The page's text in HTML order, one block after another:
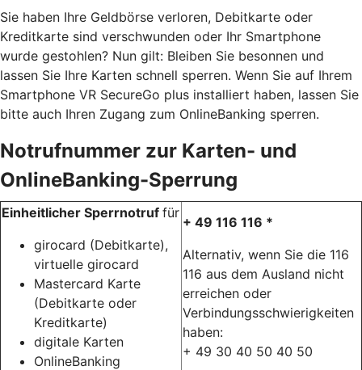
Sie haben Ihre Geldbörse verloren, Debitkarte oder
Kreditkarte sind verschwunden oder Ihr Smartphone
wurde gestohlen? Nun gilt: Bleiben Sie besonnen und
lassen Sie Ihre Karten schnell sperren. Wenn Sie auf Ihrem
Smartphone VR SecureGo plus installiert haben, lassen Sie
bitte auch Ihren Zugang zum OnlineBanking sperren.
Notrufnummer zur Karten- und
OnlineBanking-Sperrung
Einheitlicher Sperrnotruf für
girocard (Debitkarte),
virtuelle girocard
Mastercard Karte
(Debitkarte oder
Kreditkarte)
digitale Karten
OnlineBanking
+ 49 116 116 *
Alternativ, wenn Sie die 116
116 aus dem Ausland nicht
erreichen oder
Verbindungsschwierigkeiten
haben:
+ 49 30 40 50 40 50